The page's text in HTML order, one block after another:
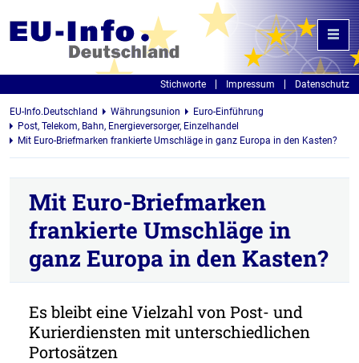
Stichworte Impressum Datenschutz
EU-Info.Deutschland Währungsunion
Euro-Einführung
Post, Telekom, Bahn, Energieversorger, Einzelhandel
Mit Euro-Briefmarken frankierte Umschläge in ganz Europa in den Kasten?
Mit Euro-Briefmarken
frankierte Umschläge in
ganz Europa in den Kasten?
Es bleibt eine Vielzahl von Post- und
Kurierdiensten mit unterschiedlichen
Portosätzen